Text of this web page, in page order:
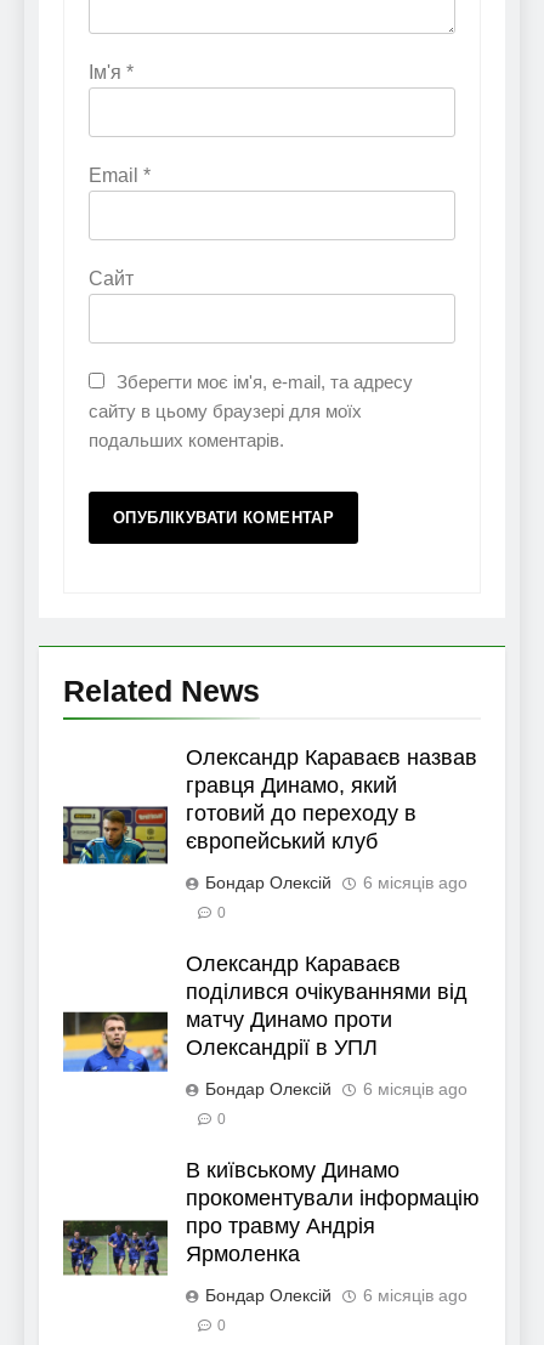
Ім'я *
Email *
Сайт
Зберегти моє ім'я, e-mail, та адресу
сайту в цьому браузері для моїх
подальших коментарів.
Related News
Олександр Караваєв назвав
гравця Динамо, який
готовий до переходу в
європейський клуб
Бондар Олексій 6 місяців ago
0
Олександр Караваєв
поділився очікуваннями від
матчу Динамо проти
Олександрії в УПЛ
Бондар Олексій 6 місяців ago
0
В київському Динамо
прокоментували інформацію
про травму Андрія
Ярмоленка
Бондар Олексій 6 місяців ago
0